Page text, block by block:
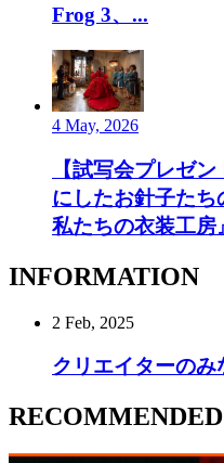
Frog 3、...
4 May, 2026
【試写会プレゼ
にしたお針子た
私たちの衣装工房
INFORMATION
2 Feb, 2025
クリエイターの